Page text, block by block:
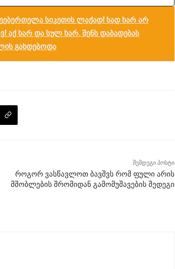
სიკეთის ლაქად! სად ხარ არ
აქ ხარ და სულ ხარ, შენს დაბადებას
გახდებოდა
შემდეგი პოსტი
როგორ ვასწავლოთ ბავშვს რომ ფული არის
მშობლების შრომიდან გამომუშავების შედეგი